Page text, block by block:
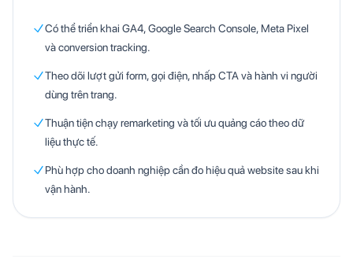
Có thể triển khai GA4, Google Search Console, Meta Pixel
và conversion tracking.
Theo dõi lượt gửi form, gọi điện, nhấp CTA và hành vi người
dùng trên trang.
Thuận tiện chạy remarketing và tối ưu quảng cáo theo dữ
liệu thực tế.
Phù hợp cho doanh nghiệp cần đo hiệu quả website sau khi
vận hành.